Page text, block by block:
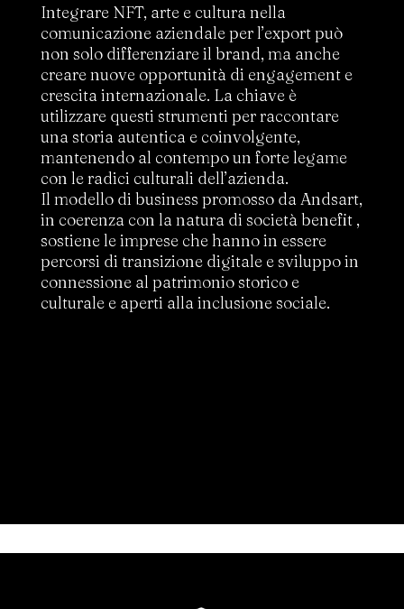
Integrare NFT, arte e cultura nella
comunicazione aziendale per l’export può
non solo differenziare il brand, ma anche
creare nuove opportunità di engagement e
crescita internazionale. La chiave è
utilizzare questi strumenti per raccontare
una storia autentica e coinvolgente,
mantenendo al contempo un forte legame
con le radici culturali dell’azienda.
Il modello di business promosso da Andsart,
in coerenza con la natura di società benefit ,
sostiene le imprese che hanno in essere
percorsi di transizione digitale e sviluppo in
connessione al patrimonio storico e
culturale e aperti alla inclusione sociale.